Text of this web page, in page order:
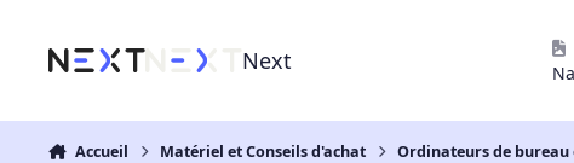
Next
Accueil Matériel et Conseils d'achat Ordinateurs de bureau